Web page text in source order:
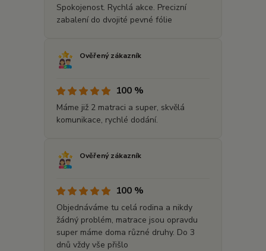
Spokojenost. Rychlá akce. Precizní
zabalení do dvojité pevné fólie
Ověřený zákazník
100 %
Máme již 2 matraci a super, skvělá
komunikace, rychlé dodání.
Ověřený zákazník
100 %
Objednáváme tu celá rodina a nikdy
žádný problém, matrace jsou opravdu
super máme doma různé druhy. Do 3
dnů vždy vše přišlo